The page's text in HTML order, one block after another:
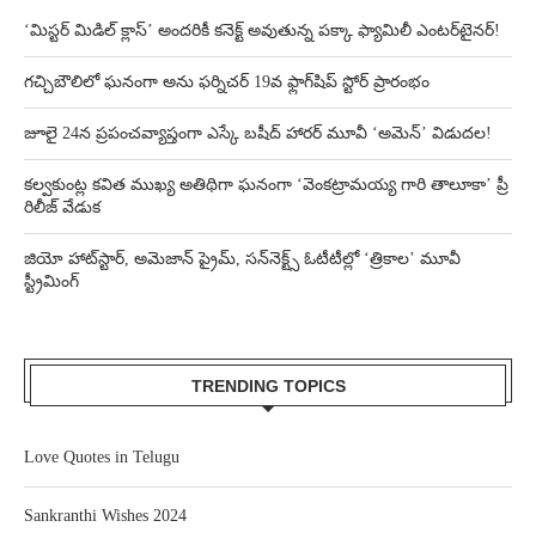
‘మిస్టర్ మిడిల్ క్లాస్’ అందరికీ కనెక్ట్ అవుతున్న పక్కా ఫ్యామిలీ ఎంటర్‌టైనర్!
గచ్చిబౌలిలో ఘనంగా అను ఫర్నిచర్ 19వ ఫ్లాగ్‌షిప్ స్టోర్ ప్రారంభం
జూలై 24న ప్రపంచవ్యాప్తంగా ఎస్కే బషీద్‌ హారర్ మూవీ ‘అమెన్’ విడుదల!
కల్వకుంట్ల కవిత ముఖ్య అతిథిగా ఘనంగా ‘వెంకట్రామయ్య గారి తాలూకా’ ప్రీ
రిలీజ్ వేడుక
జియో హాట్‌స్టార్, అమెజాన్ ప్రైమ్, సన్‌నెక్ట్స్ ఓటీటీల్లో ‘త్రికాల’ మూవీ
స్ట్రీమింగ్
TRENDING TOPICS
Love Quotes in Telugu
Sankranthi Wishes 2024